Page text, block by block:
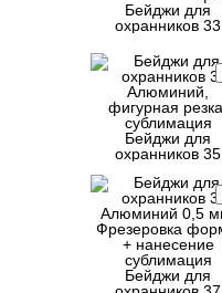
Бейджи для
охранников 33
Бейджи для
охранников 35
Бейджи для